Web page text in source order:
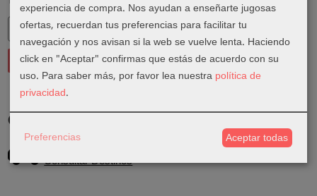
Costes de Envío
GRATIS *
Consultar Destinos
experiencia de compra. Nos ayudan a enseñarte jugosas
ofertas, recuerdan tus preferencias para facilitar tu
navegación y nos avisan si la web se vuelve lenta. Haciendo
click en "Aceptar" confirmas que estás de acuerdo con su
uso. Para saber más, por favor lea nuestra política de
privacidad.
Preferencias Aceptar todas